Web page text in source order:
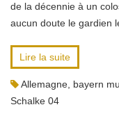
de la décennie à un
aucun doute le gardien
Lire la suite
Allemagne bayern
Schalke 04